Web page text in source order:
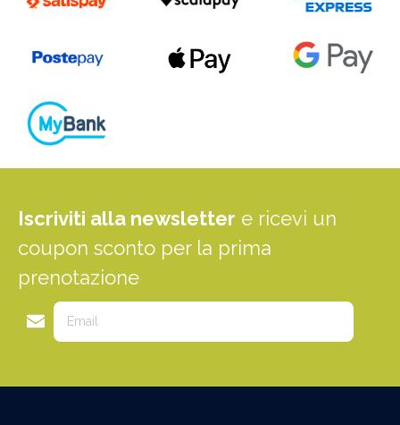
Iscriviti alla newsletter e ricevi un
coupon sconto per la prima
prenotazione